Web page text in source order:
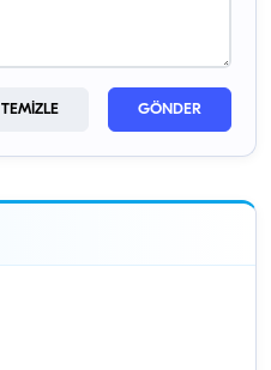
TEMİZLE GÖNDER